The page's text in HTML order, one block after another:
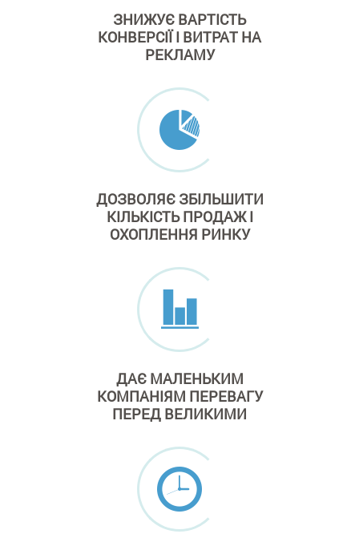
ЗНИЖУЄ ВАРТІСТЬ
КОНВЕРСІЇ І ВИТРАТ НА
РЕКЛАМУ
ДОЗВОЛЯЄ ЗБІЛЬШИТИ
КІЛЬКІСТЬ ПРОДАЖІ
ОХОПЛЕННЯ РИНКУ
ДАЄ МАЛЕНЬКИМ
КОМПАНІЯМ ПЕРЕВАГУ
ПЕРЕД ВЕЛИКИМИ